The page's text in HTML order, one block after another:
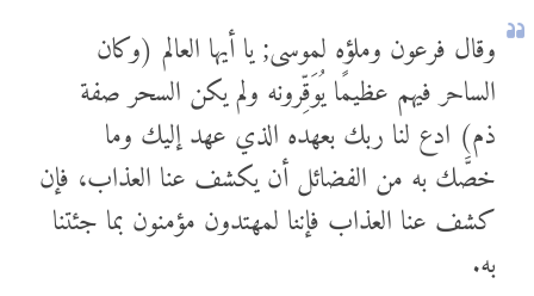
وقال فرعون وملؤه لموسى; يا أيها العالم (وكان
الساحر فيهم عظيمًا يُوَقِّرونه ولم يكن السحر صفة
ذم) ادع لنا ربك بعهده الذي عهد إليك وما
خصَّك به من الفضائل أن يكشف عنا العذاب، فإن
كشف عنا العذاب فإننا لمهتدون مؤمنون بما جئتنا
به.